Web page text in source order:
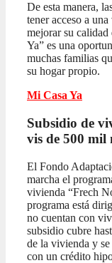
De esta manera,
tener acceso a
mejorar su
Ya” es una
muchas familias
su hogar propio.
Mi Casa Ya
Subsidio de
vis de 500 mil
El Fondo
marcha el
vivienda “Frech
programa está
no cuentan con
subsidio cubre
de la vivienda y
con un crédito